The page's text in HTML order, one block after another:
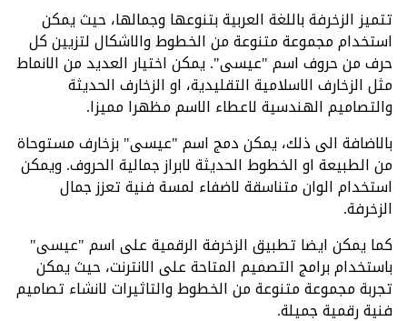
تتميز الزخرفة باللغة العربية بتنوعها وجمالها، حيث يمكن
استخدام مجموعة متنوعة من الخطوط والاشكال لتزيين كل
حرف من حروف اسم "عيسى". يمكن اختيار العديد من الانماط
مثل الزخارف الاسلامية التقليدية، او الزخارف الحديثة
والتصاميم الهندسية لاعطاء الاسم مظهرا مميزا.
بالاضافة الى ذلك، يمكن دمج اسم "عيسى" بزخارف مستوحاة
من الطبيعة او الخطوط الحديثة لابراز جمالية الحروف. ويمكن
استخدام الوان متناسقة لاضفاء لمسة فنية تعزز جمال
الزخرفة.
كما يمكن ايضا تطبيق الزخرفة الرقمية على اسم "عيسى"
باستخدام برامج التصميم المتاحة على الانترنت، حيث يمكن
تجربة مجموعة متنوعة من الخطوط والتاثيرات لانشاء تصاميم
فنية رقمية جميلة.